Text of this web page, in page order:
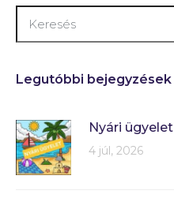
Legutóbbi bejegyzések
Nyári
4 júl, 2026